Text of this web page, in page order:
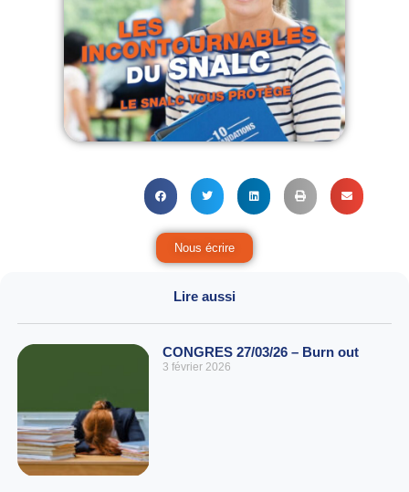
Nous écrire
Lire aussi
CONGRES 27/03/26 – Burn out
3 février 2026